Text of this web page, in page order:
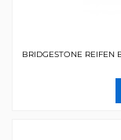
BRIDGESTONE REIFEN